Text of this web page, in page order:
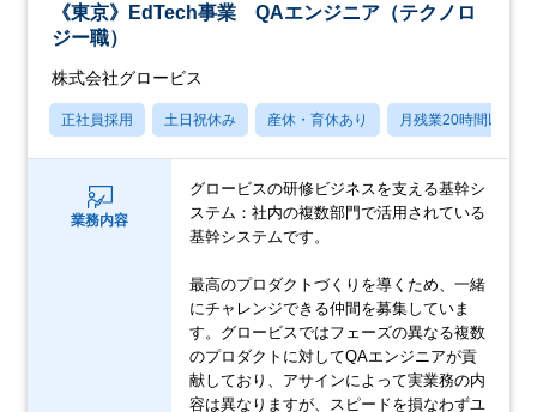
《東京》EdTech事業 QAエンジニア（テクノロ
ジー職）
株式会社グロービス
正社員採用 土日祝休み 産休・育休あり 月残業20時間以内
業務内容
グロービスの研修ビジネスを支える基幹シ
ステム：社内の複数部門で活用されている
基幹システムです。
最高のプロダクトづくりを導くため、一緒
にチャレンジできる仲間を募集していま
す。グロービスではフェーズの異なる複数
のプロダクトに対してQAエンジニアが貢
献しており、アサインによって実業務の内
容は異なりますが、スピードを損なわずユ